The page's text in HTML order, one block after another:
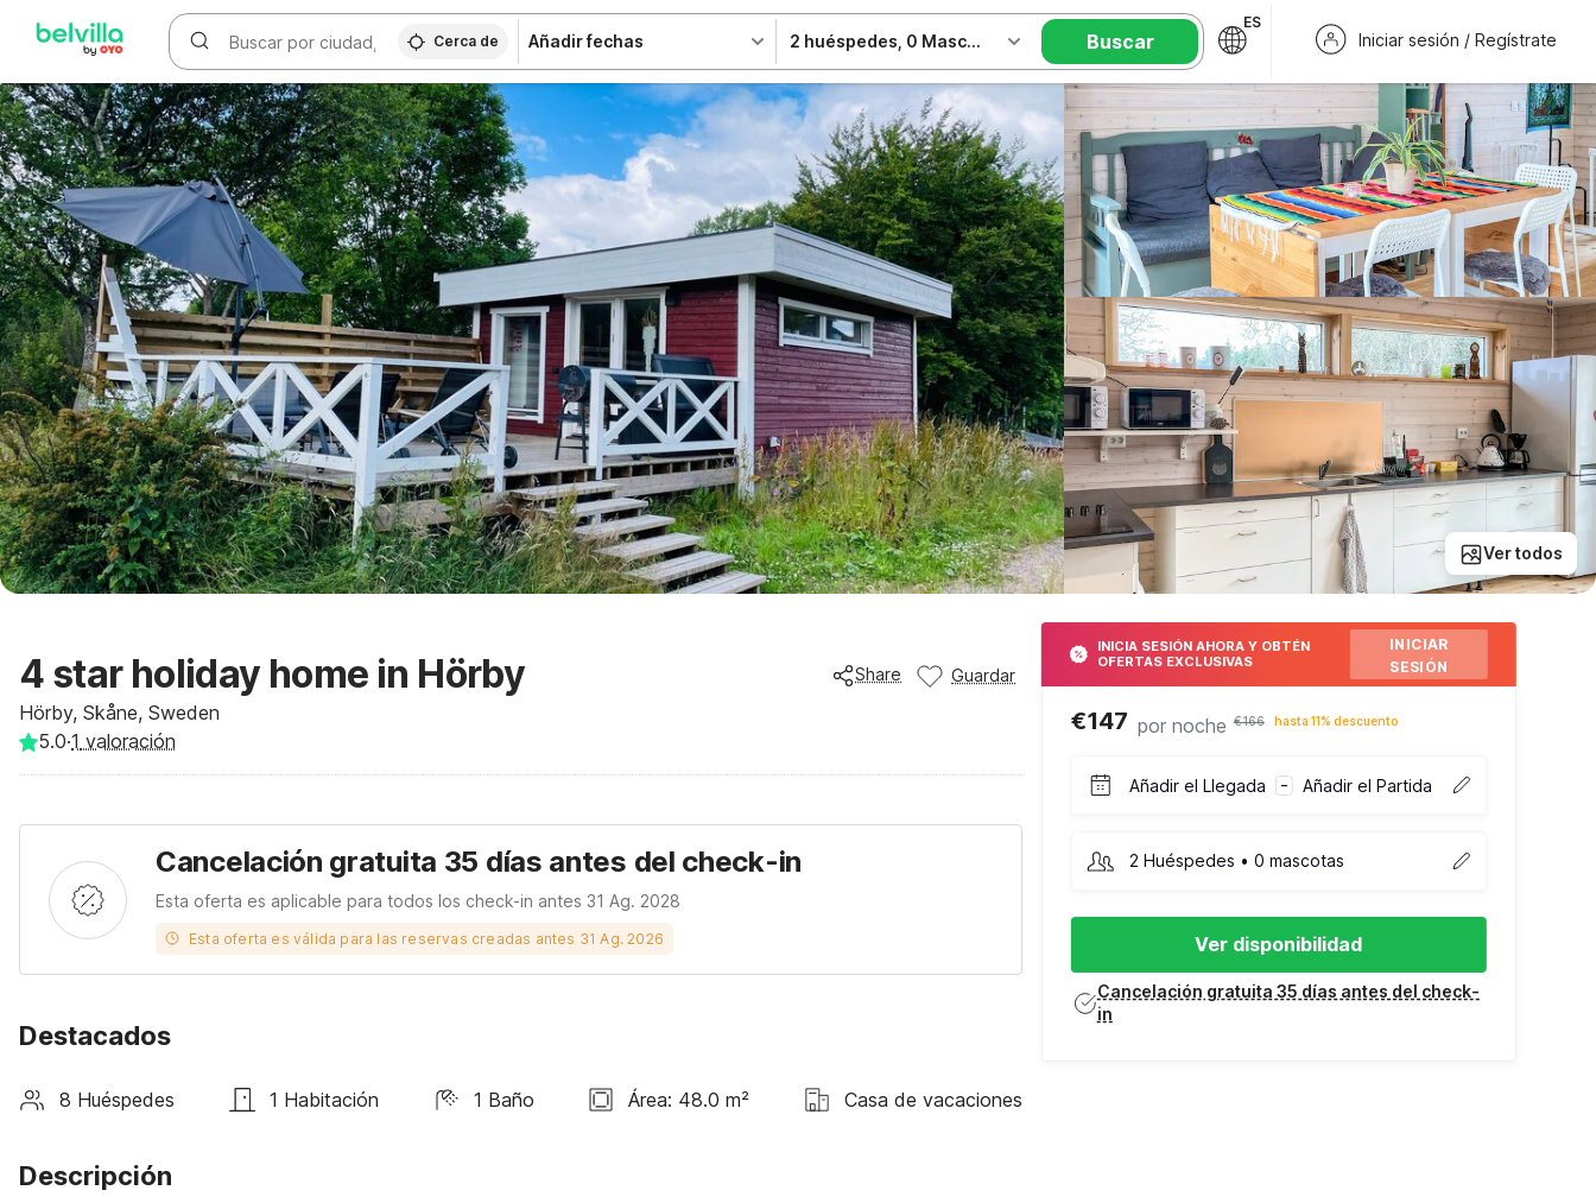
Cerca de Añadir fechas 2 huéspedes 0 Mascotas Buscar
ES
Iniciar sesión / Regístrate
Ver todos
4 star holiday home in Hörby
Hörby, Skåne, Sweden
Share Guardar
5.0·1 valoración
Cancelación gratuita 35 días antes del check-in
Esta oferta es aplicable para todos los check-in antes 31 Ag. 2028
Esta oferta es válida para las reservas creadas antes 31 Ag. 2026
Destacados
8 Huéspedes 1 Habitación 1 Baño Área: 48.0 m² Casa de vacaciones
Descripción
INICIA SESIÓN AHORA Y OBTÉN
OFERTAS EXCLUSIVAS
INICIAR
SESIÓN
€147 por noche €166 hasta 11% descuento
Añadir el Llegada – Añadir el Partida
2 Huéspedes • 0 mascotas
Ver disponibilidad
Cancelación gratuita 35 días antes del check-
in